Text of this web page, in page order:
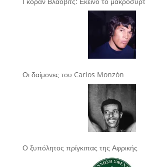
Οι δαίμονες του Carlos Monzón
Ο ξυπόλητος πρίγκιπας της Αφρικής